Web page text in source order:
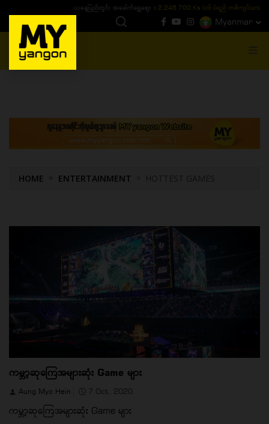
Ks (၁၆ ပဲရည် တစ်ကျပ်သား) ယနေ့ပြည်တွင်း ၁၅ ပဲရည်ရွှေဈေး :3,770,000 - ပ
Myanmar
MENU
HOME ENTERTAINMENT HOTTEST GAMES
ကမ္ဘာ့ဆုကြေအများဆုံး Game များ
Aung Myo Hein 7 Oct, 2020
ကမ္ဘာ့ဆုကြေအများဆုံး Game များ